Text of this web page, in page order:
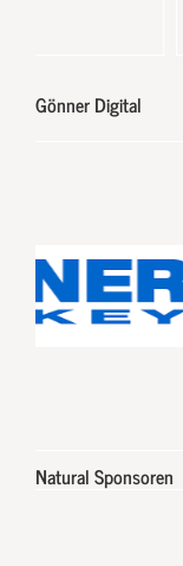
Gönner Digital
Natural Sponsoren